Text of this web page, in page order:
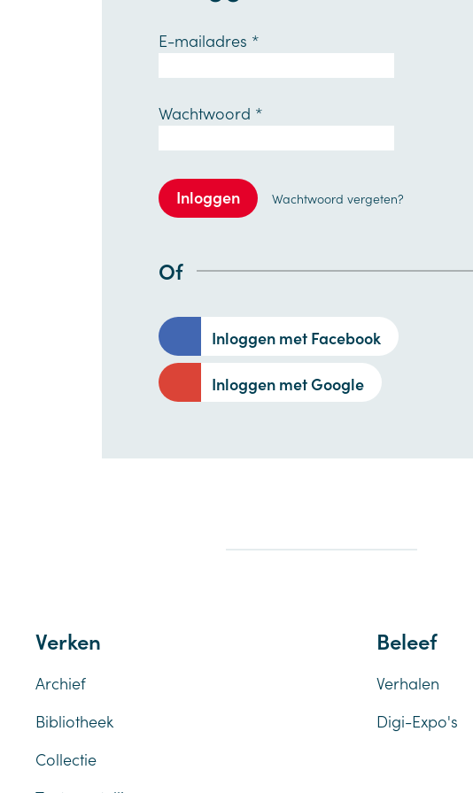
E-mailadres *
Wachtwoord *
Inloggen Wachtwoord vergeten?
Of
Inloggen met Facebook
Inloggen met Google
Verken
Archief
Bibliotheek
Collectie
Beleef
Verhalen
Digi-Expo's